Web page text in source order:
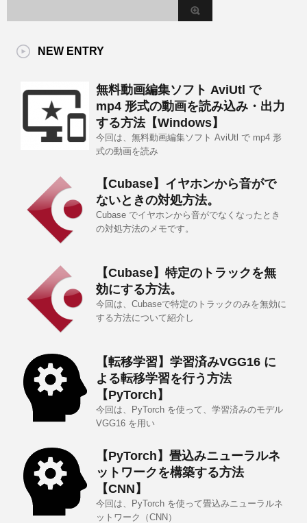
NEW ENTRY
無料動画編集ソフト AviUtl で
mp4 形式の動画を読み込み・出力
する方法【Windows】
今回は、無料動画編集ソフト AviUtl で mp4 形
式の動画を読み
【Cubase】イヤホンから音がで
ないときの対処方法。
Cubase でイヤホンから音がでなくなったとき
の対処方法のメモです。
【Cubase】特定のトラックを無
効にする方法。
今回は、Cubaseで特定のトラックのみを無効に
する方法について紹介し
【転移学習】学習済みVGG16 に
よる転移学習を行う方法
【PyTorch】
今回は、PyTorch を使って、学習済みのモデル
VGG16 を用い
【PyTorch】畳込みニューラルネ
ットワークを構築する方法
【CNN】
今回は、PyTorch を使って畳込みニューラルネ
ットワーク（CNN）